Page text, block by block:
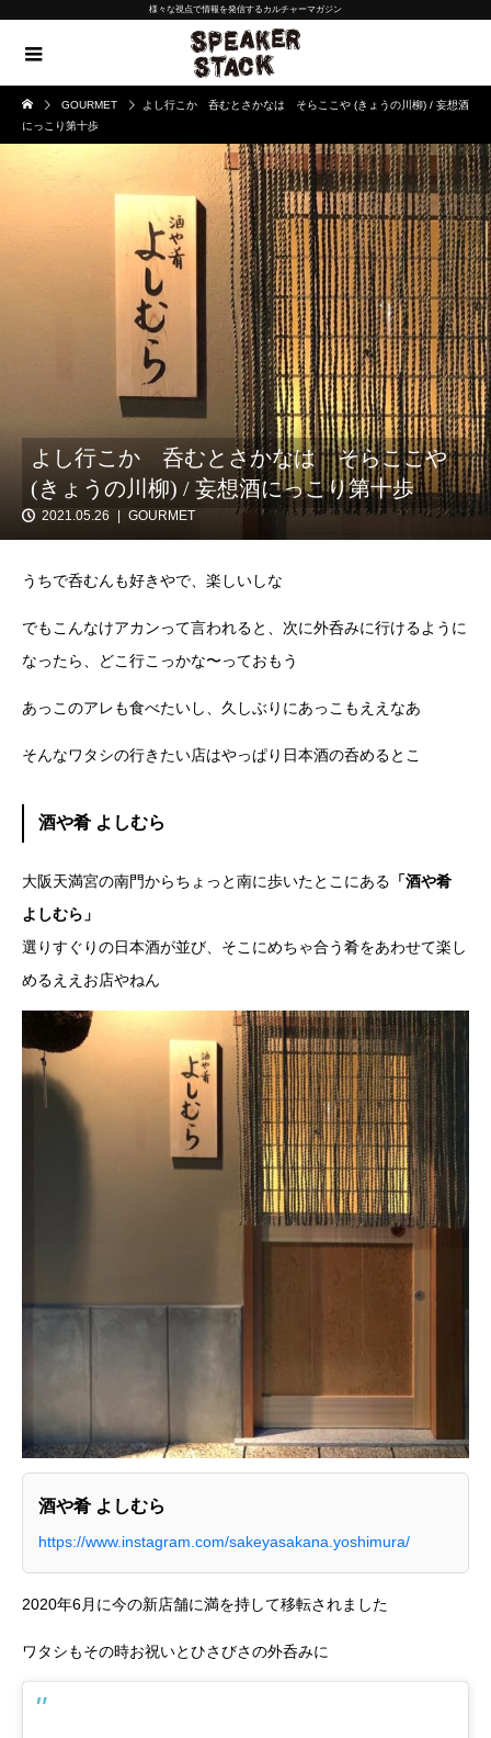
様々な視点で情報を発信するカルチャーマガジン
GOURMET
よし行こか 呑むとさかなは そらここや (きょうの川柳) / 妄想酒
にっこり第十歩
よし行こか 呑むとさかなは そらここや
(きょうの川柳) / 妄想酒にっこり第十歩
2021.05.26 GOURMET
うちで呑むんも好きやで、楽しいしな
でもこんなけアカンって言われると、次に外呑みに行けるように
なったら、どこ行こっかな〜っておもう
あっこのアレも食べたいし、久しぶりにあっこもええなあ
そんなワタシの行きたい店はやっぱり日本酒の呑めるとこ
酒や肴 よしむら
大阪天満宮の南門からちょっと南に歩いたとこにある 「酒や肴
よしむら」
選りすぐりの日本酒が並び、そこにめちゃ合う肴をあわせて楽し
めるええお店やねん
酒や肴 よしむら
https://www.instagram.com/sakeyasakana.yoshimura/
2020年6月に今の新店舗に満を持して移転されました
ワタシもその時お祝いとひさびさの外呑みに